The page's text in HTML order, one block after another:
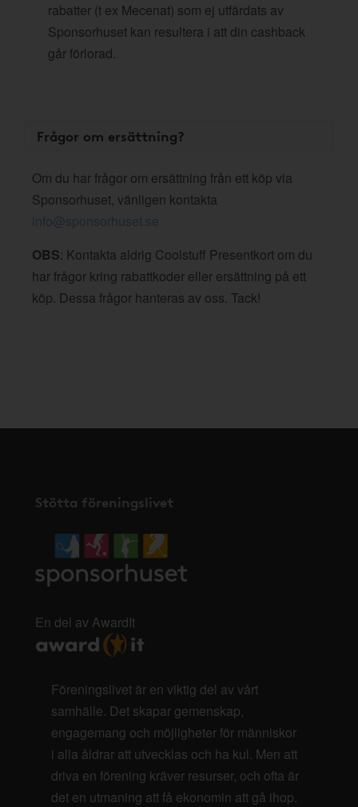
rabatter (t ex Mecenat) som ej utfärdats av
Sponsorhuset kan resultera i att din cashback
går förlorad.
Frågor om ersättning?
Om du har frågor om ersättning från ett köp via
Sponsorhuset, vänligen kontakta
info@sponsorhuset.se
OBS: Kontakta aldrig Coolstuff Presentkort om du
har frågor kring rabattkoder eller ersättning på ett
köp. Dessa frågor hanteras av oss. Tack!
Stötta föreningslivet
En del av AwardIt
Föreningslivet är en viktig del av vårt
samhälle. Det skapar gemenskap,
engagemang och möjligheter för människor
i alla åldrar att utvecklas och ha kul. Men att
driva en förening kräver resurser, och ofta är
det en utmaning att få ekonomin att gå ihop.